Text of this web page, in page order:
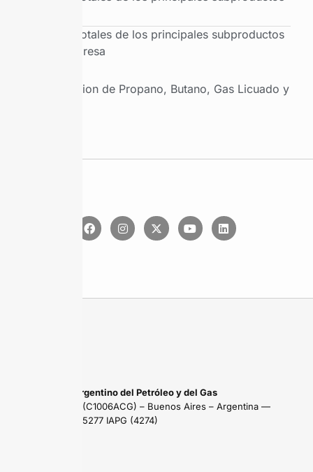
Ventas totales de los principales subproductos
por empresa
Produccion de Propano, Butano, Gas Licuado y
Instituto Argentino del Petróleo y del Gas
Maipú 639 (C1006ACG) – Buenos Aires – Argentina —
Tel: (54 11) 5277 IAPG (4274)